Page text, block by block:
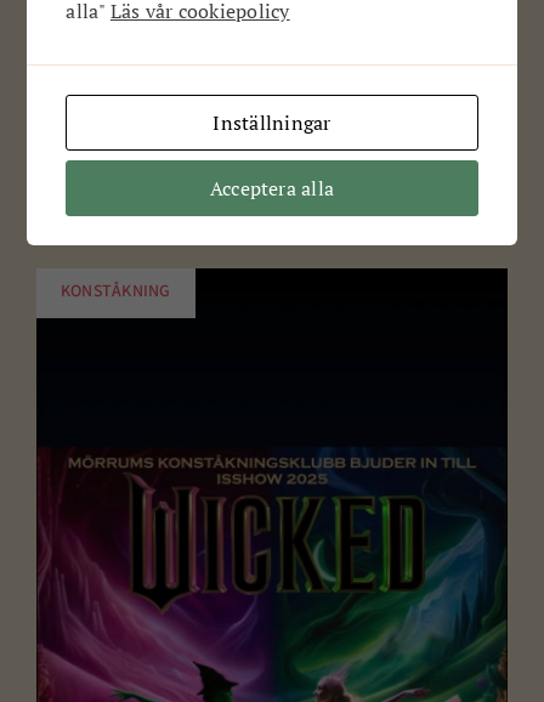
Julshow på Jössarinken 6-7 december
Isshow på Jössa 6-7 december när Kalle Anka &
hans vänner firar jul!
KONSTÅKNING
alla" Läs vår cookiepolicy
Inställningar
Acceptera alla